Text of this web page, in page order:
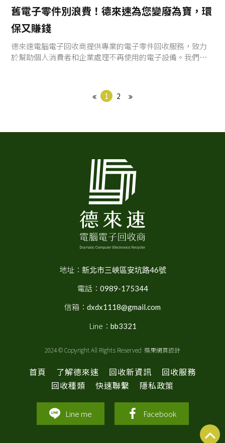
舊電子零件別浪費！德來速為您變廢為寶，環
保又賺錢
德來速電腦電子回收商提供專業的電子零件回收服務，致力
於幫助個人消費者和企業處理不再使用的電子設備。我們的
舊手機的個人用戶，德來速的IC電子零件回收服務都能為您
提供最佳解決方案，助您輕鬆處理廢舊電子產品，實現資源
1 2
地址： 新北市三峽區安坑路46號
電話： 0989-175344
信箱： dxdx1118@gmail.com
Line： bb3321
2024 © Copyright All Rights Reserved 蘋果網頁設計
首頁 了解德來速 回收新資訊
回收服務
回收種類
快速聯繫 隱私政策
Line me Facebook